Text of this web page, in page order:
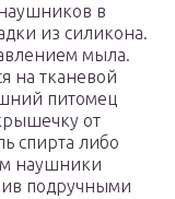
в
из силикона.
мыла.
на тканевой
питомец
от
спирта либо
наушники
подручными